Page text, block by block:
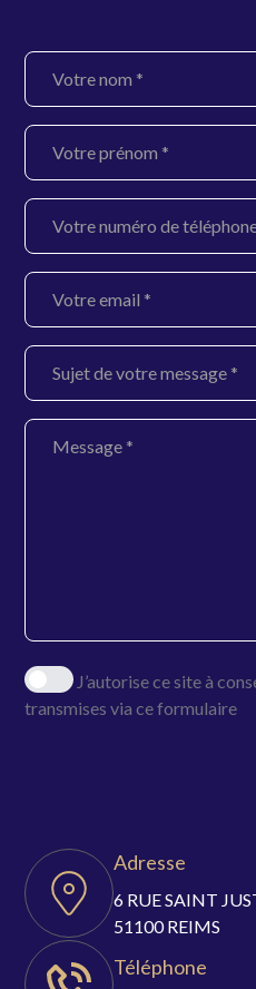
J’autorise ce site à
transmises via ce formulaire
Adresse
6 RUE SAINT
51100 REIMS
Téléphone